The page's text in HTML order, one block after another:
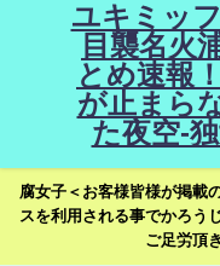
ユキミッ
目襲名火
とめ速報
が止まら
た夜空-
腐女子＜お客様皆様が掲載
スを利用される事でかろう
ご足労頂